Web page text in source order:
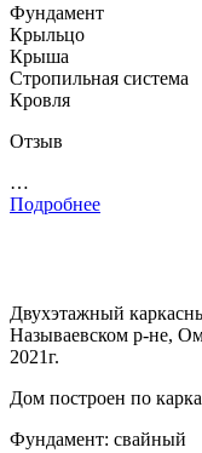
Фундамент
Крыльцо
Крыша
Стропильная система
Кровля
Отзыв
…
Подробнее
Двухэтажный
Называевском р-не,
2021г.
Дом построен по
Фундамент: свайный